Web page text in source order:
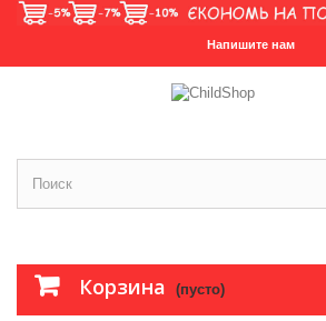
Напишите нам
Корзина (пусто)